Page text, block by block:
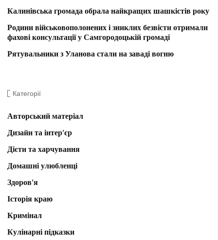
Калинівська громада обрала найкращих шашкістів року
Родини військовополонених і зниклих безвісти отримали
фахові консультації у Самгородоцькій громаді
Рятувальники з Уланова стали на заваді вогню
Категорії
Авторський матеріал
Дизайн та інтер'єр
Дієти та харчування
Домашні улюбленці
Здоров'я
Історія краю
Кримінал
Кулінарні підказки